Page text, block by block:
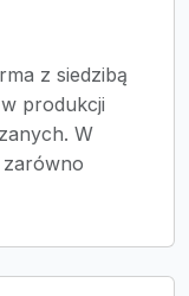
z siedzibą
produkcji
W
zarówno